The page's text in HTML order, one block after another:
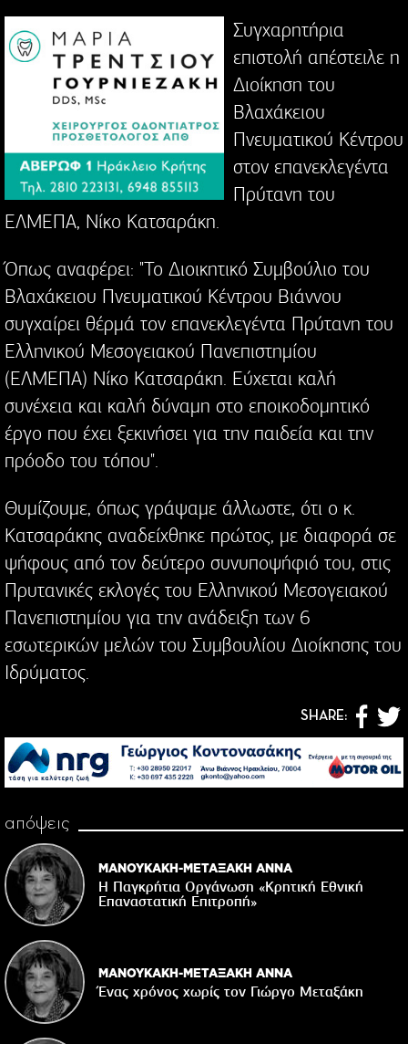
Συγχαρητήρια
επιστολή απέστειλε η
Διοίκηση του
Βλαχάκειου
Πνευματικού Κέντρου
στον επανεκλεγέντα
Πρύτανη του
ΕΛΜΕΠΑ, Νίκο Κατσαράκη.
Όπως αναφέρει: "Το Διοικητικό Συμβούλιο του
Βλαχάκειου Πνευματικού Κέντρου Βιάννου
συγχαίρει θέρμά τον επανεκλεγέντα Πρύτανη του
Ελληνικού Μεσογειακού Πανεπιστημίου
(ΕΛΜΕΠΑ) Νίκο Κατσαράκη. Εύχεται καλή
συνέχεια και καλή δύναμη στο εποικοδομητικό
έργο που έχει ξεκινήσει για την παιδεία και την
πρόοδο του τόπου".
Θυμίζουμε, όπως γράψαμε άλλωστε, ότι ο κ.
Κατσαράκης αναδείχθηκε πρώτος, με διαφορά σε
ψήφους από τον δεύτερο συνυποψήφιό του, στις
Πρυτανικές εκλογές του Ελληνικού Μεσογειακού
Πανεπιστημίου για την ανάδειξη των 6
εσωτερικών μελών του Συμβουλίου Διοίκησης του
Ιδρύματος.
SHARE:
απόψεις
ΜΑΝΟΥΚΑΚΗ-ΜΕΤΑΞΑΚΗ ΑΝΝΑ
Η Παγκρήτια Οργάνωση «Κρητική Εθνική
Επαναστατική Eπιτροπή»
ΜΑΝΟΥΚΑΚΗ-ΜΕΤΑΞΑΚΗ ΑΝΝΑ
Ένας χρόνος χωρίς τον Γιώργο Μεταξάκη